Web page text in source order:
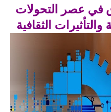
في عصر التحولات
الثقافية